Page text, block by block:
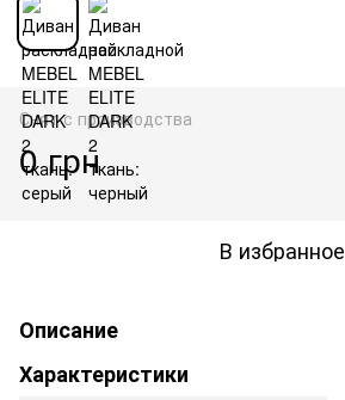
Снят с производства
0 грн
В избранное
Описание
Характеристики